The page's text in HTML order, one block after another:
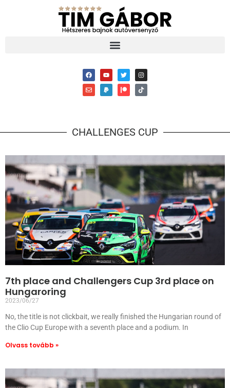
CHALLENGES CUP
7th place and Challengers Cup 3rd place on
Hungaroring
2023/06/27
No, the title is not clickbait, we really finished the Hungarian round of
the Clio Cup Europe with a seventh place and a podium. In
Olvass tovább »